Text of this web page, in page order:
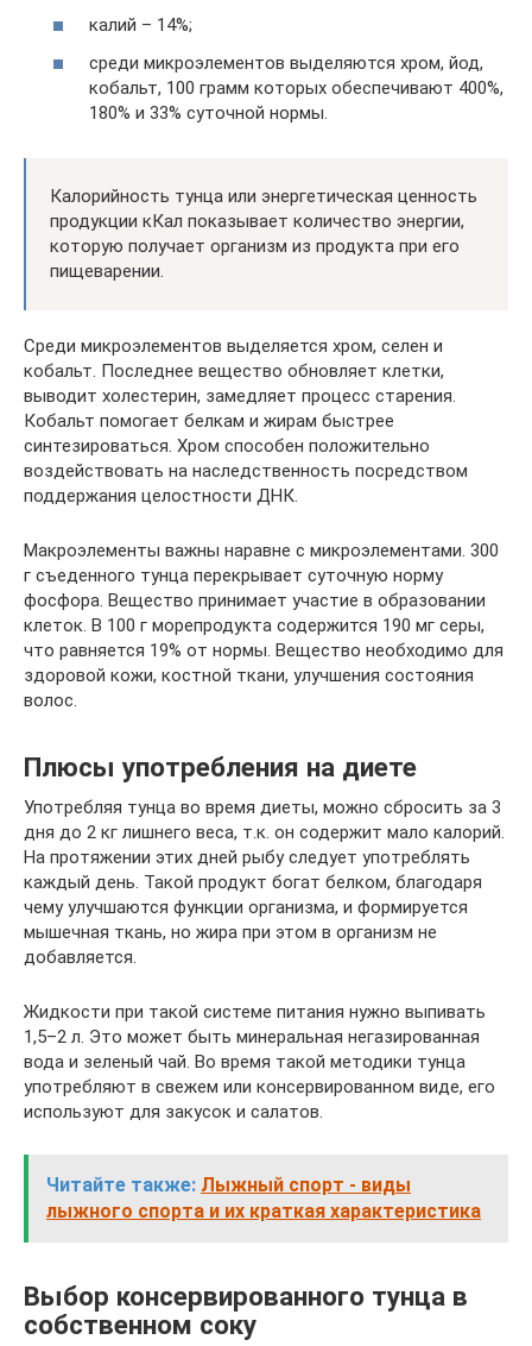
калий – 14%;
среди микроэлементов выделяются хром, йод,
кобальт, 100 грамм которых обеспечивают 400%,
180% и 33% суточной нормы.
Калорийность тунца или энергетическая ценность
продукции кКал показывает количество энергии,
которую получает организм из продукта при его
пищеварении.
Среди микроэлементов выделяется хром, селен и
кобальт. Последнее вещество обновляет клетки,
выводит холестерин, замедляет процесс старения.
Кобальт помогает белкам и жирам быстрее
синтезироваться. Хром способен положительно
воздействовать на наследственность посредством
поддержания целостности ДНК.
Макроэлементы важны наравне с микроэлементами. 300
г съеденного тунца перекрывает суточную норму
фосфора. Вещество принимает участие в образовании
клеток. В 100 г морепродукта содержится 190 мг серы,
что равняется 19% от нормы. Вещество необходимо для
здоровой кожи, костной ткани, улучшения состояния
волос.
Плюсы употребления на диете
Употребляя тунца во время диеты, можно сбросить за 3
дня до 2 кг лишнего веса, т.к. он содержит мало калорий.
На протяжении этих дней рыбу следует употреблять
каждый день. Такой продукт богат белком, благодаря
чему улучшаются функции организма, и формируется
мышечная ткань, но жира при этом в организм не
добавляется.
Жидкости при такой системе питания нужно выпивать
1,5–2 л. Это может быть минеральная негазированная
вода и зеленый чай. Во время такой методики тунца
употребляют в свежем или консервированном виде, его
используют для закусок и салатов.
Читайте также: Лыжный спорт - виды
лыжного спорта и их краткая характеристика
Выбор консервированного тунца в
собственном соку